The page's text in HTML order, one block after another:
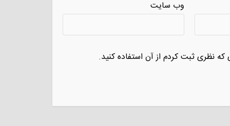
وب سایت
نظری ثبت کردم از آن استفاده کنید.